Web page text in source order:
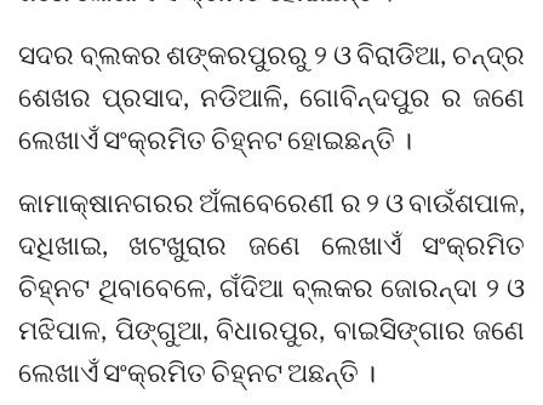
ସଦର ବ୍ଲକର ଶଙ୍କରପୁରରୁ ୨ ଓ ବିରାଡିଆ, ଚନ୍ଦ୍ର
ଶେଖର ପ୍ରସାଦ, ନଡିଆଳି, ଗୋବିନ୍ଦପୁର ର ଜଣେ
ଲେଖାଏଁ ସଂକ୍ରମିତ ଚିହ୍ନଟ ହୋଇଛନ୍ତି ।
କାମାକ୍ଷାନଗରର ଅଁଳାବେରେଣୀ ର ୨ ଓ ବାଉଁଶପାଳ,
ଦଧିଖାଇ, ଖଟଖୁରାର ଜଣେ ଲେଖାଏଁ ସଂକ୍ରମିତ
ଚିହ୍ନଟ ଥିବାବେଳେ, ଗଁଦିଆ ବ୍ଲକର ଜୋରନ୍ଦା ୨ ଓ
ମଝିପାଳ, ପିଙ୍ଗୁଆ, ବିଧାରପୁର, ବାଇସିଙ୍ଗାର ଜଣେ
ଲେଖାଏଁ ସଂକ୍ରମିତ ଚିହ୍ନଟ ଅଛନ୍ତି ।